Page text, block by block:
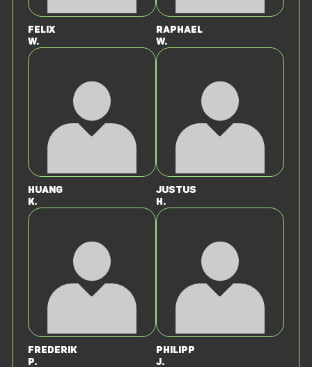
Felix
W.
Raphael
W.
Huang
K.
Justus
H.
Frederik
P.
Philipp
J.